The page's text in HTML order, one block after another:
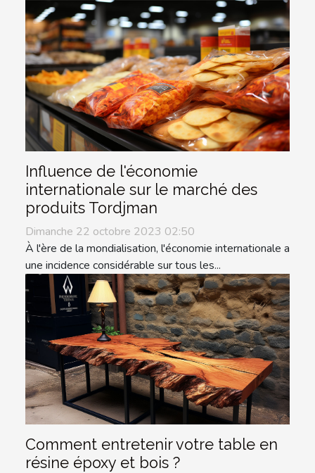
Influence de l'économie
internationale sur le marché des
produits Tordjman
Dimanche 22 octobre 2023 02:50
À l'ère de la mondialisation, l'économie internationale a
une incidence considérable sur tous les...
Comment entretenir votre table en
résine époxy et bois ?